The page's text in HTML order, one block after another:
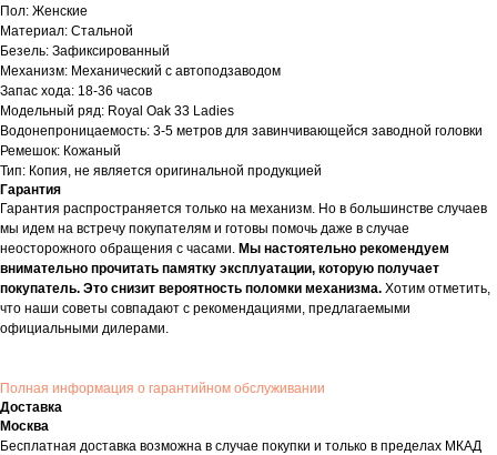
Пол: Женские
Материал: Стальной
Безель: Зафиксированный
Механизм: Механический с автоподзаводом
Запас хода: 18-36 часов
Модельный ряд: Royal Oak 33 Ladies
Водонепроницаемость: 3-5 метров для завинчивающейся заводной головки
Ремешок: Кожаный
Тип: Копия, не является оригинальной продукцией
Гарантия
Гарантия распространяется только на механизм. Но в большинстве случаев
мы идем на встречу покупателям и готовы помочь даже в случае
неосторожного обращения с часами. Мы настоятельно рекомендуем
внимательно прочитать памятку эксплуатации, которую получает
покупатель. Это снизит вероятность поломки механизма. Хотим отметить,
что наши советы совпадают с рекомендациями, предлагаемыми
официальными дилерами.
Полная информация о гарантийном обслуживании
Доставка
Москва
Бесплатная доставка возможна в случае покупки и только в пределах МКАД